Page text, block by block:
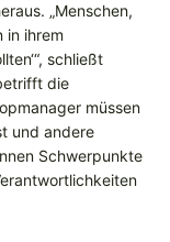
„Menschen,
in ihrem
schließt
die
müssen
und andere
Schwerpunkte